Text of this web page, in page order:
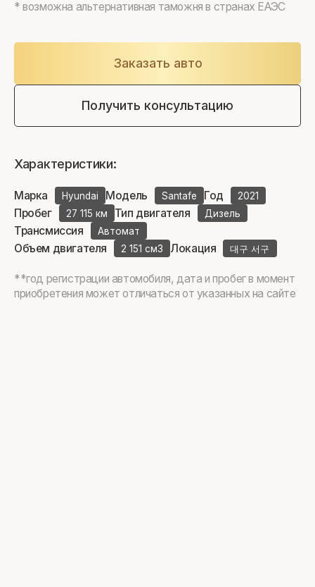
* возможна альтернативная таможня в странах ЕАЭС
Заказать авто
Получить консультацию
Характеристики:
Марка Hyundai Модель Santafe Год 2021
Пробег 27 115 км Тип двигателя Дизель
Трансмиссия Автомат
Объем двигателя 2 151 см3 Локация 대구 서구
**год регистрации автомобиля, дата и пробег в момент
приобретения может отличаться от указанных на сайте